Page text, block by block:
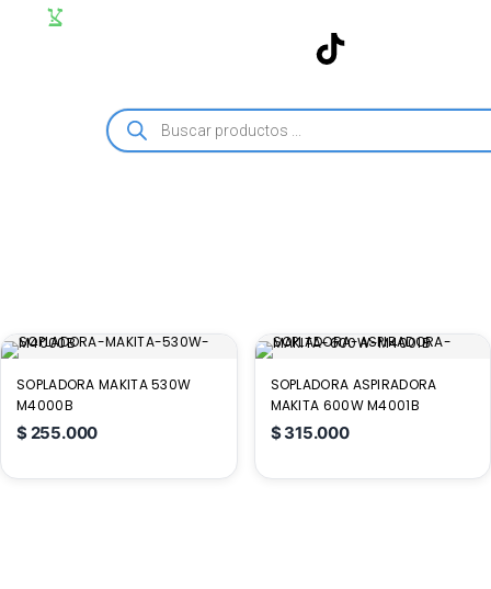
SOPLADORA MAKITA 530W
M4000B
$255.000
SOPLADORA ASPIRADORA
MAKITA 600W M4001B
$315.000